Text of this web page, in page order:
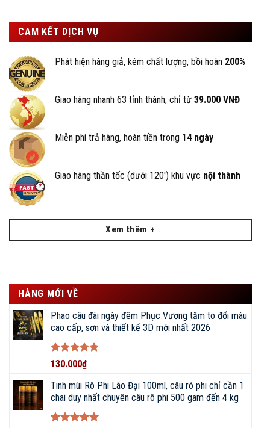
CAM KẾT DỊCH VỤ
Phát hiện hàng giả, kém chất lượng, bồi hoàn 200%
Giao hàng nhanh 63 tỉnh thành, chỉ từ 39.000 VNĐ
Miễn phí trả hàng, hoàn tiền trong 14 ngày
Giao hàng thần tốc (dưới 120') khu vực nội thành
Xem thêm +
HÀNG MỚI VỀ
Phao câu đài ngày đêm Phục Vương tăm to đổi màu
cao cấp, sơn và thiết kế 3D mới nhất 2026
Được xếp
5
sao
130.000₫
Tinh mùi Rô Phi Lão Đại 100ml, câu rô phi chỉ cần 1
chai duy nhất chuyên câu rô phi 500 gam đến 4 kg